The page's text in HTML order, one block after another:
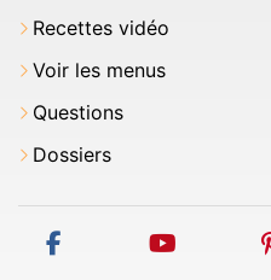
Recettes vidéo
Voir les menus
Questions
Dossiers
facebook youtube